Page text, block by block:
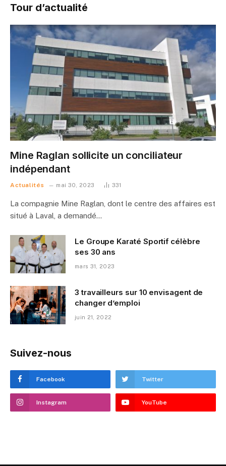
Tour d’actualité
Mine Raglan sollicite un conciliateur
indépendant
Actualités mai 30, 2023 331
La compagnie Mine Raglan, dont le centre des affaires est
situé à Laval, a demandé…
Le Groupe Karaté Sportif célèbre
ses 30 ans
mars 31, 2023
3 travailleurs sur 10 envisagent de
changer d’emploi
juin 21, 2022
Suivez-nous
Facebook Twitter
Instagram YouTube